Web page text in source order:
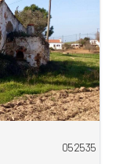
052535